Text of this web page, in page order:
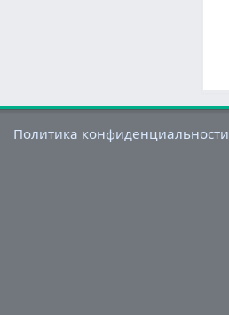
Политика конфиденциальности